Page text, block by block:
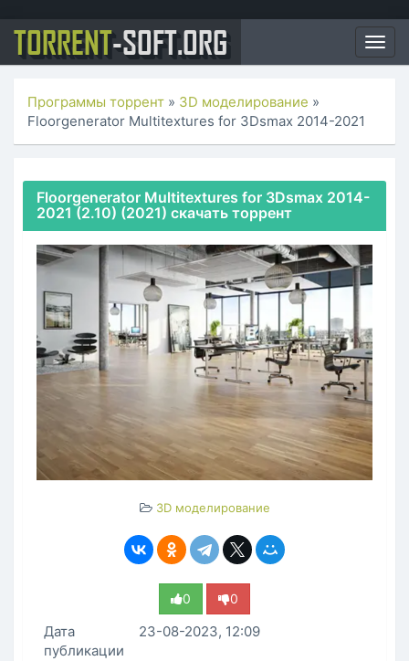
TORRENT-SOFT.ORG
Программы торрент » 3D моделирование »
Floorgenerator Multitextures for 3Dsmax 2014-2021
Floorgenerator Multitextures for 3Dsmax 2014-
2021 (2.10) (2021) скачать торрент
3D моделирование
0 0
Дата
публикации
23-08-2023, 12:09